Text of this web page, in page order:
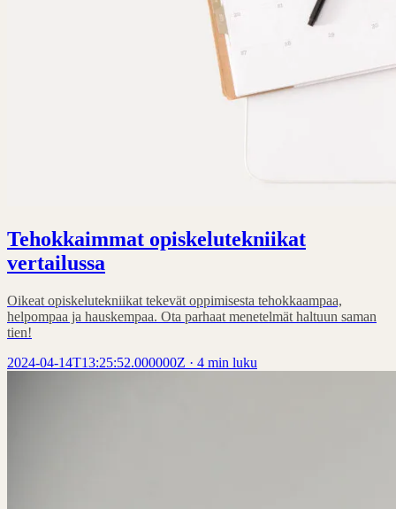
Tehokkaimmat opiskelutekniikat
vertailussa
Oikeat opiskelutekniikat tekevät oppimisesta tehokkaampaa,
helpompaa ja hauskempaa. Ota parhaat menetelmät haltuun saman
tien!
2024-04-14T13:25:52.000000Z · 4 min luku